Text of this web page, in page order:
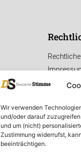
Wir verwenden
und/oder darauf
und um (nicht)
Zustimmung widerrufst,
beeinträchtigen.